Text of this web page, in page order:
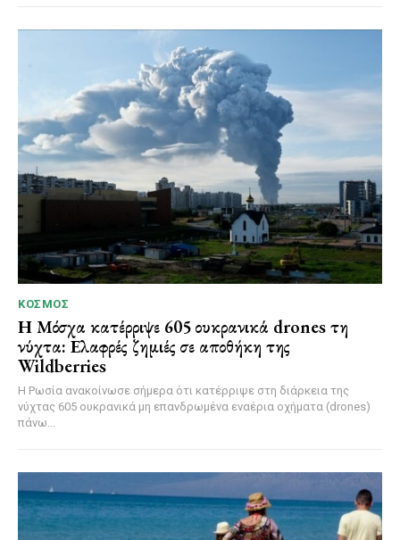
ΚΌΣΜΟΣ
Η Μόσχα κατέρριψε 605 ουκρανικά drones τη
νύχτα: Ελαφρές ζημιές σε αποθήκη της
Wildberries
Η Ρωσία ανακοίνωσε σήμερα ότι κατέρριψε στη διάρκεια της
νύχτας 605 ουκρανικά μη επανδρωμένα εναέρια οχήματα (drones)
πάνω...